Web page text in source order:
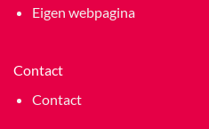
Eigen webpagina
Contact
Contact